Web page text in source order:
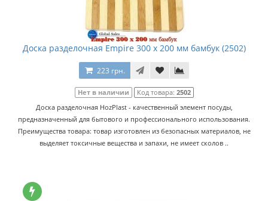
Доска разделочная Empire 300 x 200 мм бамбук (2502)
223 грн.
Нет в наличии Код товара: 2502
Доска разделочная HozPlast - качественный элемент посуды,
предназначенный для бытового и профессионального использования.
Преимущества товара: товар изготовлен из безопасных материалов, не
выделяет токсичные вещества и запахи, не имеет сколов ..